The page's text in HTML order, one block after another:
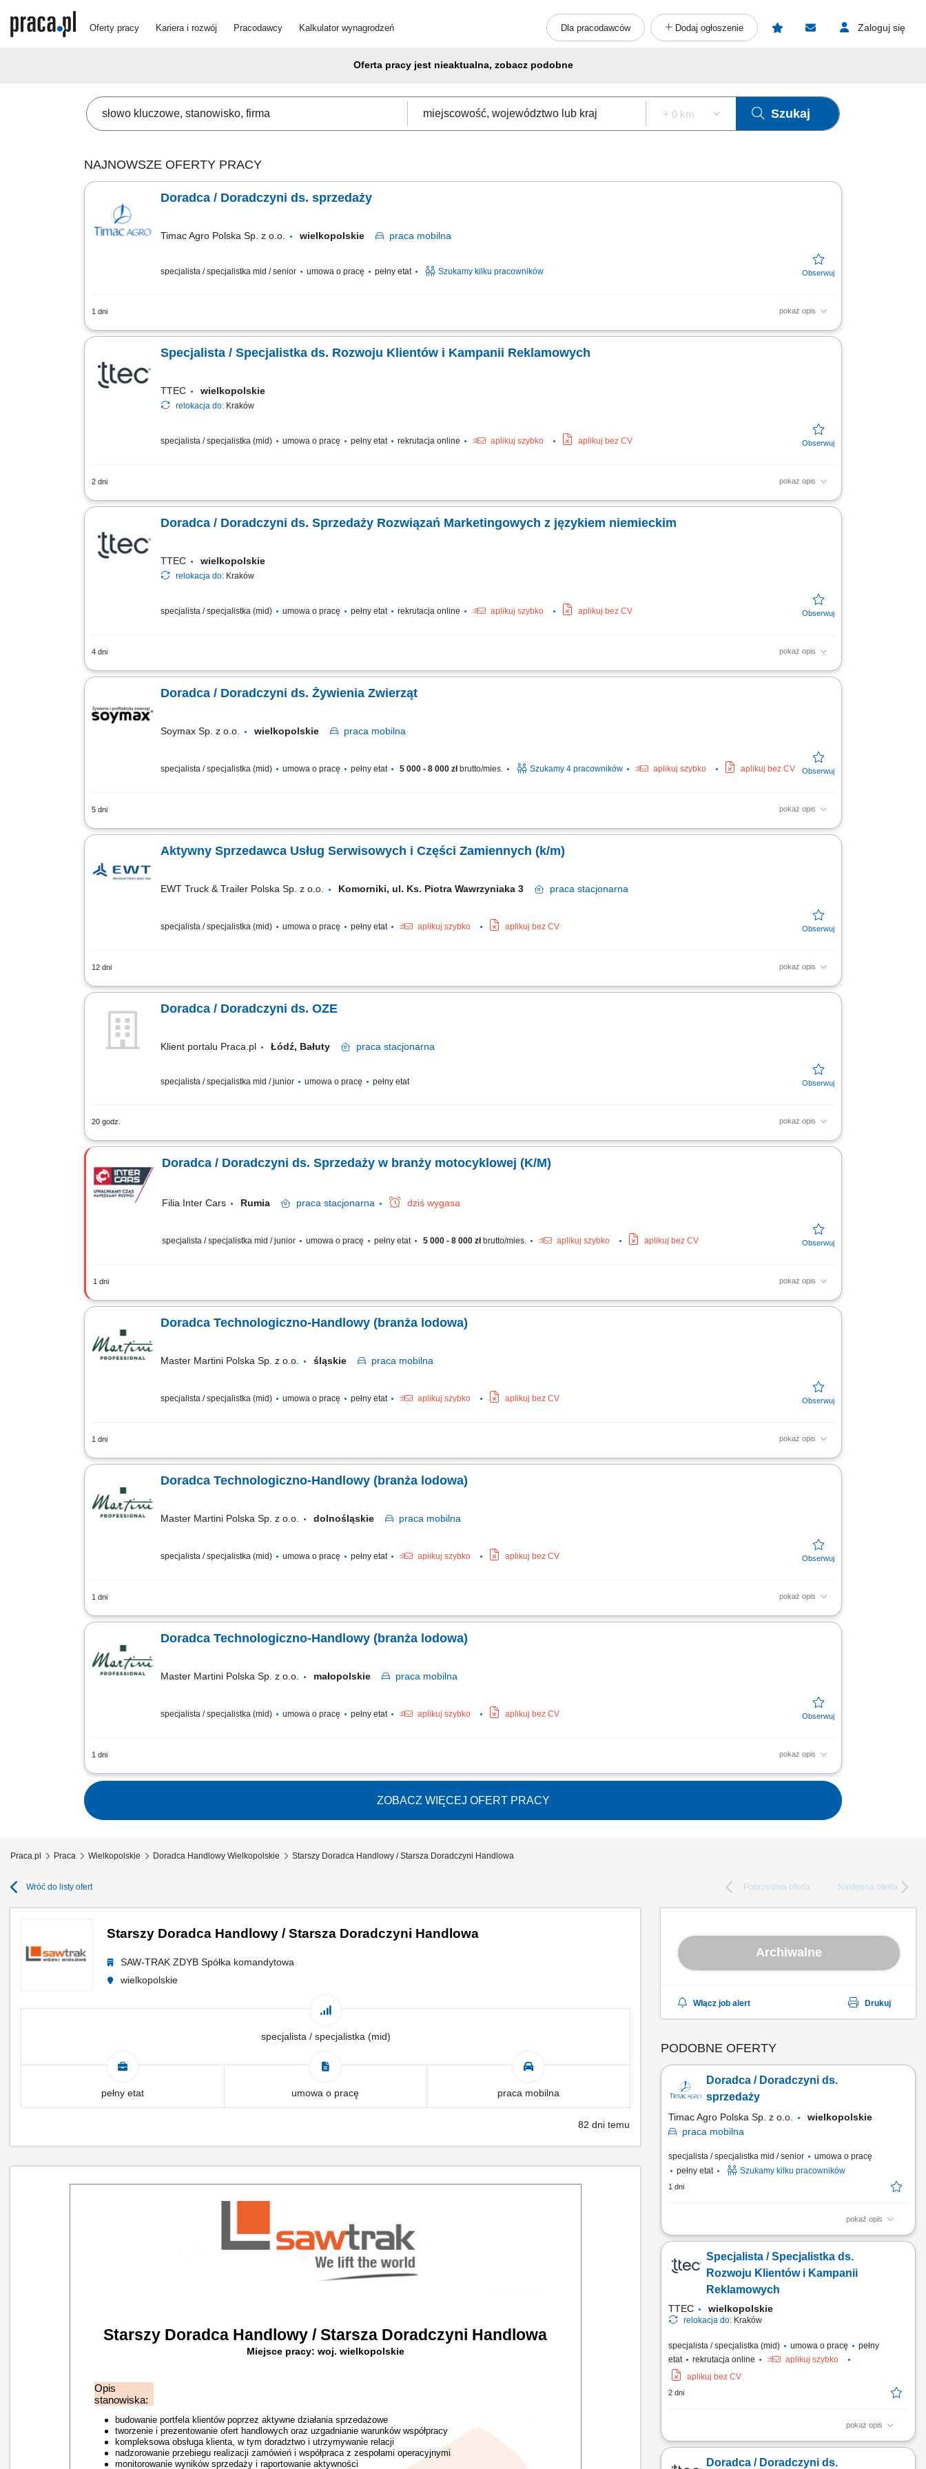
Oferty pracy Kariera i rozwój Pracodawcy Kalkulator wynagrodzeń Dla pracodawców Dodaj ogłoszenie Zaloguj się
Oferta pracy jest nieaktualna, zobacz podobne
Szukaj
NAJNOWSZE OFERTY PRACY
Doradca / Doradczyni ds. sprzedaży
Timac Agro Polska Sp. z o.o. wielkopolskie praca mobilna
specjalista / specjalistka mid / senior umowa o pracę pełny etat Szukamy kilku pracowników
1 dni pokaż opis
Teren pracy: 2-3 powiaty Zakres Obowiązków: Wizyty u Rolników i budowanie zaufania; Ekspertyza: ocena upraw/zwierząt i rekomendacja najlepszych rozwiązań;
Specjalista / Specjalistka ds. Rozwoju Klientów i Kampanii Reklamowych
TTEC wielkopolskie
relokacja do: Kraków
specjalista / specjalistka (mid) umowa o pracę pełny etat rekrutacja online aplikuj szybko aplikuj bez CV
2 dni pokaż opis
Opis stanowiska rozwijanie współpracy z klientami biznesowymi poprzez regularny kontakt telefoniczny i mailowy, analizowanie wyników kampanii reklamowych oraz
Doradca / Doradczyni ds. Sprzedaży Rozwiązań Marketingowych z językiem niemieckim
TTEC wielkopolskie
relokacja do: Kraków
specjalista / specjalistka (mid) umowa o pracę pełny etat rekrutacja online aplikuj szybko aplikuj bez CV
4 dni pokaż opis
Opis stanowiska prowadzenie konsultacji z klientami i rozwijanie powierzonych kont biznesowych, rekomendowanie działań zwiększających skuteczność kampanii
Doradca / Doradczyni ds. Żywienia Zwierząt
Soymax Sp. z o.o. wielkopolskie praca mobilna
specjalista / specjalistka (mid) umowa o pracę pełny etat 5 000 - 8 000 złbrutto/mies. Szukamy 4 pracowników aplikuj szybko aplikuj bez CV
5 dni pokaż opis
Poszukujemy Konsultantów ds. Żywienia w kilku lokalizacjach w Polsce. Zakres obowiązków: Sprzedaż dodatków paszowych dla bydła na powierzonym terenie.
Aktywny Sprzedawca Usług Serwisowych i Części Zamiennych (k/m)
EWT Truck & Trailer Polska Sp. z o.o. Komorniki, ul. Ks. Piotra Wawrzyniaka 3 praca stacjonarna
specjalista / specjalistka (mid) umowa o pracę pełny etat aplikuj szybko aplikuj bez CV
12 dni pokaż opis
Obowiązki: Aktywne pozyskiwanie i sprzedaż usług serwisowych oraz części zamiennych; Analiza baz danych Klientów serwisu; Wizyty u Klientów - podtrzymywanie
Doradca / Doradczyni ds. OZE
Klient portalu Praca.pl Łódź, Bałuty praca stacjonarna
specjalista / specjalistka mid / junior umowa o pracę pełny etat
20 godz. pokaż opis
Diagnozowanie potrzeb klientów w celu doboru optymalnych systemów energooszczędnych. Projektowanie i sprzedaż indywidualnych rozwiązań z zakresu
Doradca / Doradczyni ds. Sprzedaży w branży motocyklowej (K/M)
Filia Inter Cars Rumia praca stacjonarna dziś wygasa
specjalista / specjalistka mid / junior umowa o pracę pełny etat 5 000 - 8 000 złbrutto/mies. aplikuj szybko aplikuj bez CV
1 dni pokaż opis
Opis stanowiska Kompleksowe prowadzenie operacji kasowych oraz dbanie o prawidłowy obieg dokumentów sprzedażowych. Realizowanie celów biznesowych
Doradca Technologiczno-Handlowy (branża lodowa)
Master Martini Polska Sp. z o.o. śląskie praca mobilna
specjalista / specjalistka (mid) umowa o pracę pełny etat aplikuj szybko aplikuj bez CV
1 dni pokaż opis
Twój obszar odpowiedzialności: Budowanie długofalowych, partnerskich relacji z klientami B2B (cukiernie, lodziarnie). Aktywne doradztwo produktowe oraz
Doradca Technologiczno-Handlowy (branża lodowa)
Master Martini Polska Sp. z o.o. dolnośląskie praca mobilna
specjalista / specjalistka (mid) umowa o pracę pełny etat aplikuj szybko aplikuj bez CV
1 dni pokaż opis
Twój obszar odpowiedzialności: Budowanie długofalowych, partnerskich relacji z klientami B2B (cukiernie, lodziarnie). Aktywne doradztwo produktowe oraz
Doradca Technologiczno-Handlowy (branża lodowa)
Master Martini Polska Sp. z o.o. małopolskie praca mobilna
specjalista / specjalistka (mid) umowa o pracę pełny etat aplikuj szybko aplikuj bez CV
1 dni pokaż opis
Twój obszar odpowiedzialności: Budowanie długofalowych, partnerskich relacji z klientami B2B (cukiernie, lodziarnie). Aktywne doradztwo produktowe oraz
ZOBACZ WIĘCEJ OFERT PRACY
Praca.pl Praca Wielkopolskie Doradca Handlowy Wielkopolskie Starszy Doradca Handlowy / Starsza Doradczyni Handlowa
Wróć do listy ofert Poprzednia oferta Następna oferta
Starszy Doradca Handlowy / Starsza Doradczyni Handlowa
SAW-TRAK ZDYB Spółka komandytowa
wielkopolskie
specjalista / specjalistka (mid)
pełny etat umowa o pracę praca mobilna
82 dni temu
Starszy Doradca Handlowy / Starsza Doradczyni Handlowa
Miejsce pracy: woj. wielkopolskie
Opis
stanowiska:
budowanie portfela klientów poprzez aktywne działania sprzedażowe
tworzenie i prezentowanie ofert handlowych oraz uzgadnianie warunków współpracy
kompleksowa obsługa klienta, w tym doradztwo i utrzymywanie relacji
nadzorowanie przebiegu realizacji zamówień i współpraca z zespołami operacyjnymi
monitorowanie wyników sprzedaży i raportowanie aktywności
Archiwalne
Włącz job alert Drukuj
PODOBNE OFERTY
Doradca / Doradczyni ds.
sprzedaży
Timac Agro Polska Sp. z o.o.
wielkopolskie
praca mobilna
specjalista / specjalistka mid / senior
umowa o pracę
pełny etat
Szukamy kilku pracowników
1 dni
pokaż opis
Teren pracy: 2-3 powiaty Zakres Obowiązków: Wizyty u
upraw/zwierząt i rekomendacja najlepszych rozwiązań;
Codzienne wsparcie techniczne dla Klientów; Realizacja
planów sprzedażowych;
Specjalista / Specjalistka ds.
Rozwoju Klientów i Kampanii
Reklamowych
TTEC wielkopolskie
relokacja do: Kraków
specjalista / specjalistka (mid) umowa o pracę
pełny
etat
rekrutacja online
aplikuj szybko
aplikuj bez CV
2 dni
pokaż opis
Opis stanowiska rozwijanie współpracy z klientami
analizowanie wyników kampanii reklamowych oraz
Doradca / Doradczyni ds.